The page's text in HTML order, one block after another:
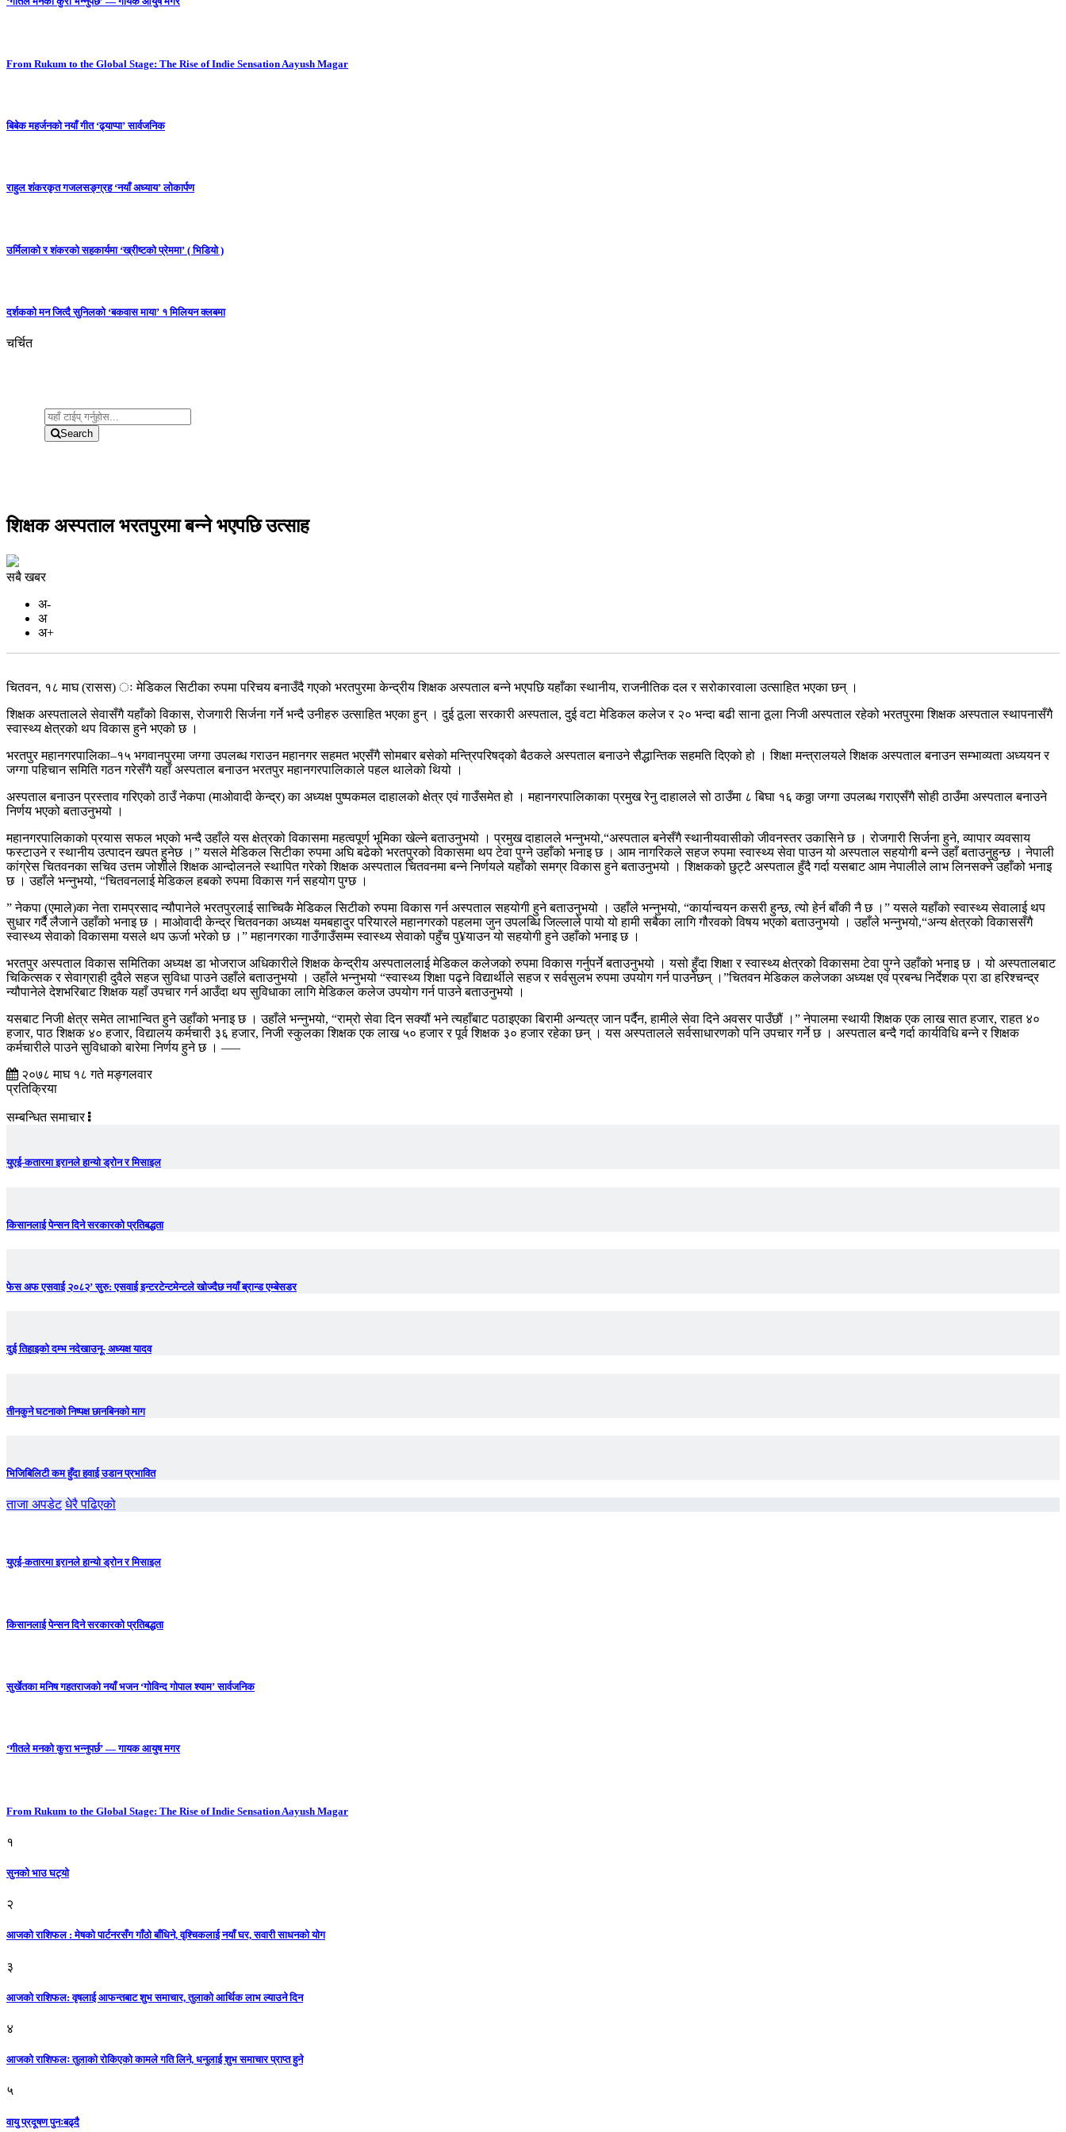
From Rukum to the Global Stage: The Rise of Indie Sensation Aayush Magar
बिबेक महर्जनको नयाँ गीत ‘ढ्याप्पा’ सार्वजनिक
राहुल शंकरकृत गजलसङ्ग्रह ‘नयाँ अध्याय’ लोकार्पण
उर्मिलाको र शंकरको सहकार्यमा ‘ख्रीष्टको प्रेममा’ ( भिडियो )
दर्शकको मन जित्दै सुनिलको ‘बकवास माया’ १ मिलियन क्लबमा
चर्चित
Search
शिक्षक अस्पताल भरतपुरमा बन्ने भएपछि उत्साह
सबै खबर
अ-
अ
अ+
चितवन, १८ माघ (रासस) ः मेडिकल सिटीका रुपमा परिचय बनाउँदै गएको भरतपुरमा केन्द्रीय शिक्षक अस्पताल बन्ने भएपछि यहाँका स्थानीय, राजनीतिक दल र सरोकारवाला उत्साहित भएका छन् ।
शिक्षक अस्पतालले सेवासँगै यहाँको विकास, रोजगारी सिर्जना गर्ने भन्दै उनीहरु उत्साहित भएका हुन् । दुई ठूला सरकारी अस्पताल, दुई वटा मेडिकल कलेज र २० भन्दा बढी साना ठूला निजी अस्पताल रहेको भरतपुरमा शिक्षक अस्पताल स्थापनासँगै
स्वास्थ्य क्षेत्रको थप विकास हुने भएको छ ।
भरतपुर महानगरपालिका–१५ भगवानपुरमा जग्गा उपलब्ध गराउन महानगर सहमत भएसँगै सोमबार बसेको मन्त्रिपरिषद्को बैठकले अस्पताल बनाउने सैद्धान्तिक सहमति दिएको हो । शिक्षा मन्त्रालयले शिक्षक अस्पताल बनाउन सम्भाव्यता अध्ययन र
जग्गा पहिचान समिति गठन गरेसँगै यहाँ अस्पताल बनाउन भरतपुर महानगरपालिकाले पहल थालेको थियो ।
अस्पताल बनाउन प्रस्ताव गरिएको ठाउँ नेकपा (माओवादी केन्द्र) का अध्यक्ष पुष्पकमल दाहालको क्षेत्र एवं गाउँसमेत हो । महानगरपालिकाका प्रमुख रेनु दाहालले सो ठाउँमा ८ बिघा १६ कठ्ठा जग्गा उपलब्ध गराएसँगै सोही ठाउँमा अस्पताल बनाउने
निर्णय भएको बताउनुभयो ।
महानगरपालिकाको प्रयास सफल भएको भन्दै उहाँले यस क्षेत्रको विकासमा महत्वपूर्ण भूमिका खेल्ने बताउनुभयो । प्रमुख दाहालले भन्नुभयो,“अस्पताल बनेसँगै स्थानीयवासीको जीवनस्तर उकासिने छ । रोजगारी सिर्जना हुने, व्यापार व्यवसाय
फस्टाउने र स्थानीय उत्पादन खपत हुनेछ ।” यसले मेडिकल सिटीका रुपमा अघि बढेको भरतपुरको विकासमा थप टेवा पुग्ने उहाँको भनाइ छ । आम नागरिकले सहज रुपमा स्वास्थ्य सेवा पाउन यो अस्पताल सहयोगी बन्ने उहाँ बताउनुहुन्छ । नेपाली
कांग्रेस चितवनका सचिव उत्तम जोशीले शिक्षक आन्दोलनले स्थापित गरेको शिक्षक अस्पताल चितवनमा बन्ने निर्णयले यहाँको समग्र विकास हुने बताउनुभयो । शिक्षकको छुट्टै अस्पताल हुँदै गर्दा यसबाट आम नेपालीले लाभ लिनसक्ने उहाँको भनाइ
छ । उहाँले भन्नुभयो, “चितवनलाई मेडिकल हबको रुपमा विकास गर्न सहयोग पुग्छ ।
” नेकपा (एमाले)का नेता रामप्रसाद न्यौपानेले भरतपुरलाई साच्चिकै मेडिकल सिटीको रुपमा विकास गर्न अस्पताल सहयोगी हुने बताउनुभयो । उहाँले भन्नुभयो, “कार्यान्वयन कसरी हुन्छ, त्यो हेर्न बाँकी नै छ ।” यसले यहाँको स्वास्थ्य सेवालाई थप
सुधार गर्दै लैजाने उहाँको भनाइ छ । माओवादी केन्द्र चितवनका अध्यक्ष यमबहादुर परियारले महानगरको पहलमा जुन उपलब्धि जिल्लाले पायो यो हामी सबैका लागि गौरवको विषय भएको बताउनुभयो । उहाँले भन्नुभयो,“अन्य क्षेत्रको विकाससँगै
स्वास्थ्य सेवाको विकासमा यसले थप ऊर्जा भरेको छ ।” महानगरका गाउँगाउँसम्म स्वास्थ्य सेवाको पहुँच पु¥याउन यो सहयोगी हुने उहाँको भनाइ छ ।
भरतपुर अस्पताल विकास समितिका अध्यक्ष डा भोजराज अधिकारीले शिक्षक केन्द्रीय अस्पताललाई मेडिकल कलेजको रुपमा विकास गर्नुपर्ने बताउनुभयो । यसो हुँदा शिक्षा र स्वास्थ्य क्षेत्रको विकासमा टेवा पुग्ने उहाँको भनाइ छ । यो अस्पतालबाट
चिकित्सक र सेवाग्राही दुवैले सहज सुविधा पाउने उहाँले बताउनुभयो । उहाँले भन्नुभयो “स्वास्थ्य शिक्षा पढ्ने विद्यार्थीले सहज र सर्वसुलभ रुपमा उपयोग गर्न पाउनेछन् ।”चितवन मेडिकल कलेजका अध्यक्ष एवं प्रबन्ध निर्देशक प्रा डा हरिश्चन्द्र
न्यौपानेले देशभरिबाट शिक्षक यहाँ उपचार गर्न आउँदा थप सुविधाका लागि मेडिकल कलेज उपयोग गर्न पाउने बताउनुभयो ।
यसबाट निजी क्षेत्र समेत लाभान्वित हुने उहाँको भनाइ छ । उहाँले भन्नुभयो, “राम्रो सेवा दिन सक्यौं भने त्यहाँबाट पठाइएका बिरामी अन्यत्र जान पर्दैन, हामीले सेवा दिने अवसर पाउँछौं ।” नेपालमा स्थायी शिक्षक एक लाख सात हजार, राहत ४०
हजार, पाठ शिक्षक ४० हजार, विद्यालय कर्मचारी ३६ हजार, निजी स्कुलका शिक्षक एक लाख ५० हजार र पूर्व शिक्षक ३० हजार रहेका छन् । यस अस्पतालले सर्वसाधारणको पनि उपचार गर्ने छ । अस्पताल बन्दै गर्दा कार्यविधि बन्ने र शिक्षक
कर्मचारीले पाउने सुविधाको बारेमा निर्णय हुने छ । –––
२०७८ माघ १८ गते मङ्गलवार
प्रतिक्रिया
सम्बन्धित समाचार
युएई-कतारमा इरानले हान्यो ड्रोन र मिसाइल
किसानलाई पेन्सन दिने सरकारको प्रतिबद्धता
फेस अफ एसवाई २०८२’ सुरु: एसवाई इन्टरटेन्टमेन्टले खोज्दैछ नयाँ ब्रान्ड एम्बेसडर
दुई तिहाइको दम्भ नदेखाउनू- अध्यक्ष यादव
तीनकुने घटनाकाे निष्पक्ष छानबिनकाे माग
भिजिबिलिटी कम हुँदा हवाई उडान प्रभावित
ताजा अपडेट धेरै पढिएको
युएई-कतारमा इरानले हान्यो ड्रोन र मिसाइल
किसानलाई पेन्सन दिने सरकारको प्रतिबद्धता
सुर्खेतका मनिष गहतराजको नयाँ भजन ‘गोविन्द गोपाल श्याम’ सार्वजनिक
‘गीतले मनको कुरा भन्नुपर्छ’ — गायक आयुष मगर
From Rukum to the Global Stage: The Rise of Indie Sensation Aayush Magar
१
सुनको भाउ घट्याे
२
आजको राशिफल : मेषको पार्टनरसँग गाँठो बाँधिने, वृश्चिकलाई नयाँ घर, सवारी साधनकाे याेग
३
आजकाे राशिफल: वृषलाई आफन्तबाट शुभ समाचार, तुलाकाे आर्थिक लाभ ल्याउने दिन
४
आजको राशिफलः तुलाकाे रोकिएको कामले गति लिने, धनुलाई शुभ समाचार प्राप्त हुने
५
वायु प्रदूषण पुनःबढ्दै